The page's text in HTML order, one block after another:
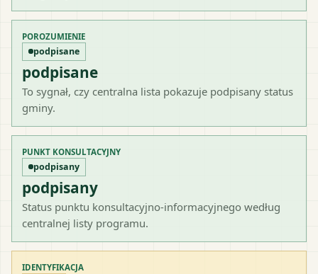
POROZUMIENIE
podpisane
podpisane
To sygnał, czy centralna lista pokazuje podpisany status
gminy.
PUNKT KONSULTACYJNY
podpisany
podpisany
Status punktu konsultacyjno-informacyjnego według
centralnej listy programu.
IDENTYFIKACJA